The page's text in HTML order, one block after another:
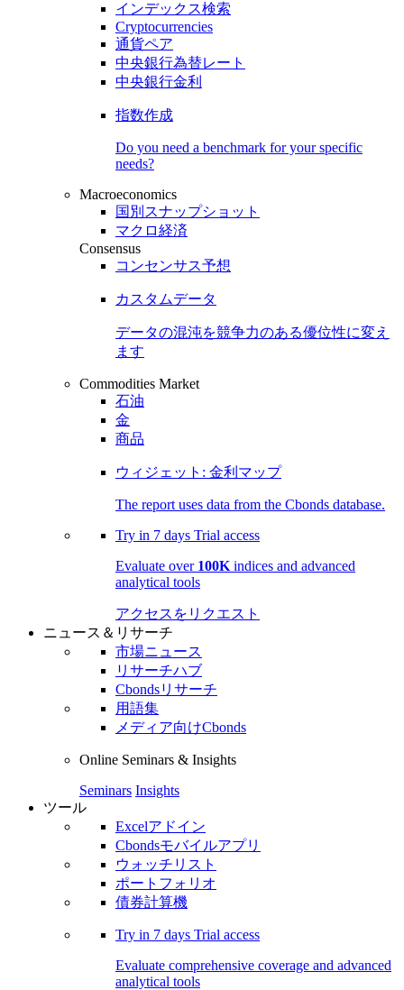
インデックス検索
Cryptocurrencies
通貨ペア
中央銀行為替レート
中央銀行金利
指数作成
Do you need a benchmark for your specific
needs?
Macroeconomics
国別スナップショット
マクロ経済
Consensus
コンセンサス予想
カスタムデータ
データの混沌を競争力のある優位性に変え
ます
Commodities Market
石油
金
商品
ウィジェット: 金利マップ
The report uses data from the Cbonds database.
Try in 7 days Trial access
Evaluate over 100K indices and advanced
analytical tools
アクセスをリクエスト
ニュース＆リサーチ
市場ニュース
リサーチハブ
Cbondsリサーチ
用語集
メディア向けCbonds
Online Seminars & Insights
Seminars Insights
ツール
Excelアドイン
Cbondsモバイルアプリ
ウォッチリスト
ポートフォリオ
債券計算機
Try in 7 days Trial access
Evaluate comprehensive coverage and advanced
analytical tools